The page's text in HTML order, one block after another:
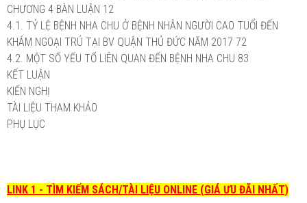
CHƯƠNG 4 BÀN LUẬN 12
4.1. TỶ LỆ BỆNH NHA CHU Ở BỆNH NHÂN NGƯỜI CAO TUỔI ĐẾN
KHÁM NGOẠI TRÚ TẠI BV QUẬN THỦ ĐỨC NĂM 2017 72
4.2. MỘT SỐ YẾU TỐ LIÊN QUAN ĐẾN BỆNH NHA CHU 83
KẾT LUẬN
KIẾN NGHỊ
TÀI LIỆU THAM KHẢO
PHỤ LỤC
LINK 1 - TÌM KIẾM SÁCH/TÀI LIỆU ONLINE (GIÁ ƯU ĐÃI NHẤT)